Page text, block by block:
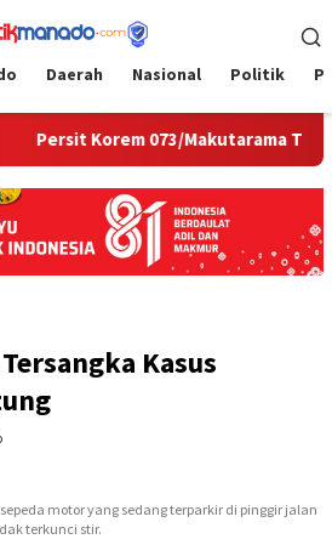
Daerah Nasional Politik
Korem 073/Makutarama Tinjau
Kasus
motor yang sedang terparkir di pinggir jalan
terkunci stir.